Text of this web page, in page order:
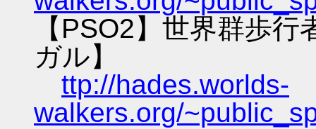
【PSO2】世界群歩
ガル】
ttp://hades.worlds-
walkers.org/